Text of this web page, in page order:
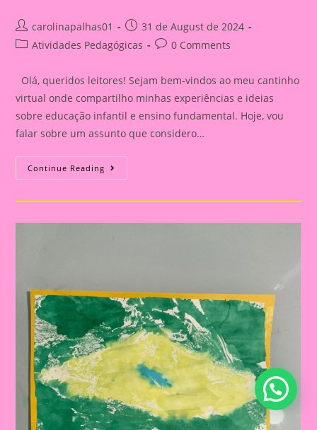
Post
author:
carolinapalhas01
Post
published:
31 de August de 2024
PostAtividades Pedagógicas
Post0 Comments
Olá, queridos leitores! Sejam bem-vindos ao meu cantinho
virtual onde compartilho minhas experiências e ideias
sobre educação infantil e ensino fundamental. Hoje, vou
falar sobre um assunto que considero…
Continue Reading Explorando
A
Do
Tema
Independência
Do
Brasil